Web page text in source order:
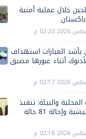
مسلحين خلال عملية أمنية
بأشد العبارات استهداف
أثناء عبورها مضيق
المحلية والبيئة: تنفيذ
27 حملة تفتيشية وإحالة 81 حالة